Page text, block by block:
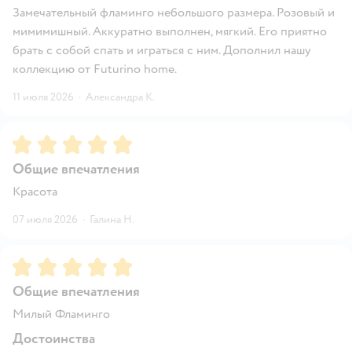
Замечательный фламинго небольшого размера. Розовый и
мимимишный. Аккуратно выполнен, мягкий. Его приятно
брать с собой спать и играться с ним. Дополнил нашу
коллекцию от Futurino home.
11 июля 2026 · Александра К.
Рейтинг:5
Общие впечатления
Красота
07 июля 2026 · Галина Н.
Рейтинг:5
Общие впечатления
Милый Фламинго
Достоинства